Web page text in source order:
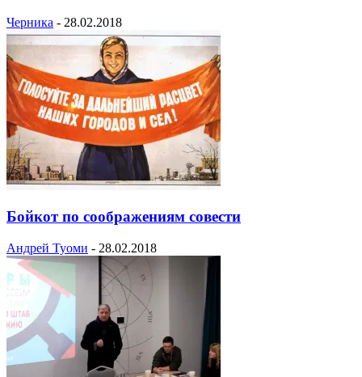
Черника - 28.02.2018
Бойкот по соображениям совести
Андрей Туоми - 28.02.2018